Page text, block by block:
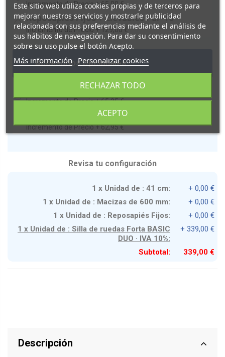
Incremento de Precio +65,00 €
Reposapies Fijos + Elevables Par-10
Incremento de Precio +129,00 €
- Accesorios Opcionales
Frenos Ruedas de 250 mm -10
Incremento de Precio +65,35 €
Ruedas Antivuelcos -10
Incremento de Precio +62,95 €
Revisa tu configuración
1 x Unidad de : 41 cm:
+ 0,00 €
1 x Unidad de : Macizas de 600 mm:
+ 0,00 €
1 x Unidad de : Reposapiés Fijos:
+ 0,00 €
1 x Unidad de : Silla de ruedas Forta BASIC
DUO · IVA 10%:
+ 339,00 €
Subtotal: 339,00 €
Descripción
Este sitio web utiliza cookies propias y de terceros para
mejorar nuestros servicios y mostrarle publicidad
relacionada con sus preferencias mediante el análisis de
sus hábitos de navegación. Para dar su consentimiento
sobre su uso pulse el botón Acepto.
Más información Personalizar cookies
RECHAZAR TODO
ACEPTO